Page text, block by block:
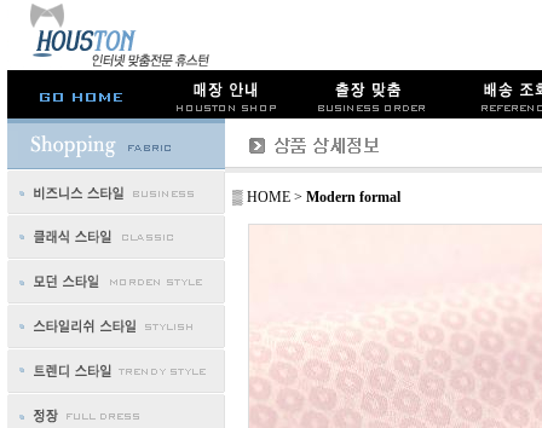
▒ HOME > Modern formal